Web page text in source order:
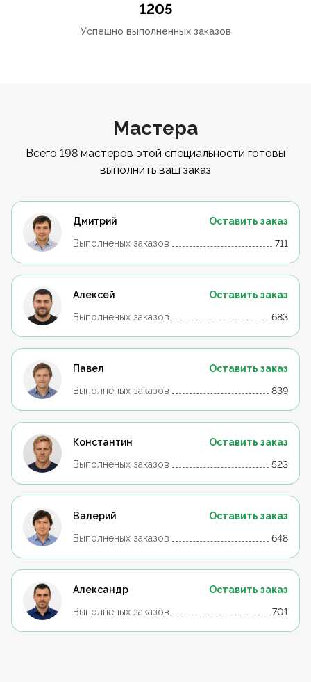
1205
Успешно выполненных заказов
Мастера
Всего 198 мастеров этой специальности готовы
выполнить ваш заказ
Дмитрий
Оставить заказ
Выполненых заказов
711
Алексей
Оставить заказ
Выполненых заказов
683
Павел
Оставить заказ
Выполненых заказов
839
Константин
Оставить заказ
Выполненых заказов
523
Валерий
Оставить заказ
Выполненых заказов
648
Александр
Оставить заказ
Выполненых заказов
701